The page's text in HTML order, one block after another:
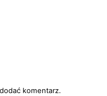
komentarz.